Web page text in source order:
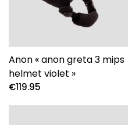
Anon « anon greta 3 mips
helmet violet »
€119.95